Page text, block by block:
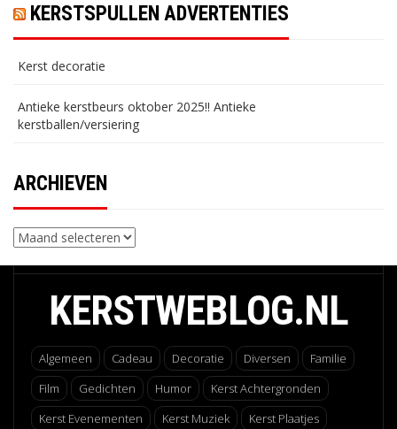
KERSTSPULLEN ADVERTENTIES
Kerst decoratie
Antieke kerstbeurs oktober 2025!! Antieke
kerstballen/versiering
ARCHIEVEN
Archieven
KERSTWEBLOG.NL
Algemeen Cadeau Decoratie Diversen
Familie
Film
Gedichten Humor
Kerst Achtergronden
Kerst Evenementen
Kerst Muziek
Kerst Plaatjes